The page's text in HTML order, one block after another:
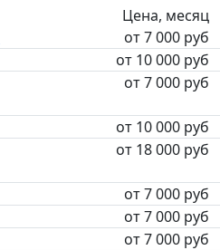
Цена, месяц
от 7 000 руб
от 10 000 руб
от 7 000 руб
от 10 000 руб
от 18 000 руб
от 7 000 руб
от 7 000 руб
от 7 000 руб